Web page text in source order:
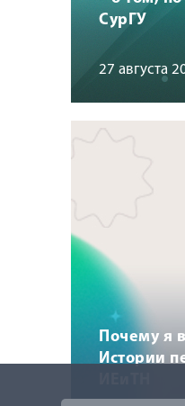
СурГУ
27 августа
Почему я
Истории